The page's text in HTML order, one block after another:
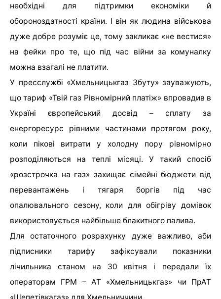
необхідні для підтримки економіки й
обороноздатності країни. І він як людина військова
дуже добре розуміє це, тому закликає «не вестися»
на фейки про те, що під час війни за комуналку
можна взагалі не платити.
У пресслужбі «Хмельницькгаз Збуту» зауважують,
що тариф «Твій газ Рівномірний платіж» впровадив в
Україні європейський досвід – сплату за
енергоресурс рівними частинами протягом року,
коли пікові витрати у холодну пору рівномірно
розподіляються на теплі місяці. У такий спосіб
«розстрочка на газ» захищає сімейні бюджети від
перевантажень і тягаря боргів під час
опалювального сезону, коли для обігріву домівок
використовується найбільше блакитного палива.
Для остаточного розрахунку дуже важливо, аби
підписники тарифу зафіксували показники
лічильника станом на 30 квітня і передали їх
операторам ГРМ – АТ «Хмельницькгаз» чи ПрАТ
«Шепетівкагаз» для Хмельниччини.